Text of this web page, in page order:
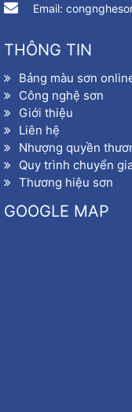
Email:
THÔNG TIN
Bảng màu sơn
Công nghệ sơn
Giới thiệu
Liên hệ
Nhượng quyền
Quy trình chuyển
Thương hiệu sơn
GOOGLE MAP